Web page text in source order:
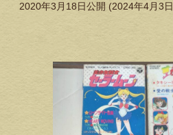
2020年3月18日公開 (2024年4月3日